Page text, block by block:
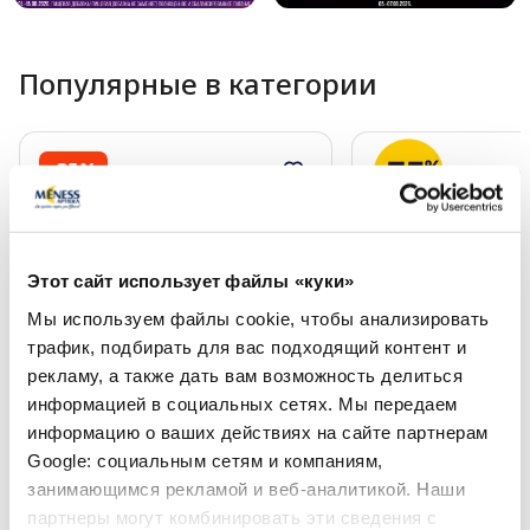
Этот сайт использует файлы «куки»
Мы используем файлы cookie, чтобы анализировать
трафик, подбирать для вас подходящий контент и
рекламу, а также дать вам возможность делиться
информацией в социальных сетях. Мы передаем
информацию о ваших действиях на сайте партнерам
Google: социальным сетям и компаниям,
занимающимся рекламой и веб-аналитикой. Наши
партнеры могут комбинировать эти сведения с
Популярные в категории
-35%
NORDEPLAST 5 см х 5 м, красный
кинезиологический тейп, 1 шт.
9.09 € 13.99 €
4 м x 6 см
самоклеющийся
1.54 €